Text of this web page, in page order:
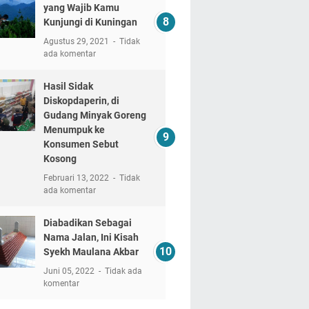
yang Wajib Kamu
Kunjungi di Kuningan
Agustus 29, 2021
Tidak
ada komentar
Hasil Sidak
Diskopdaperin, di
Gudang Minyak Goreng
Menumpuk ke
Konsumen Sebut
Kosong
Februari 13, 2022
Tidak
ada komentar
Diabadikan Sebagai
Nama Jalan, Ini Kisah
Syekh Maulana Akbar
Juni 05, 2022
Tidak ada
komentar